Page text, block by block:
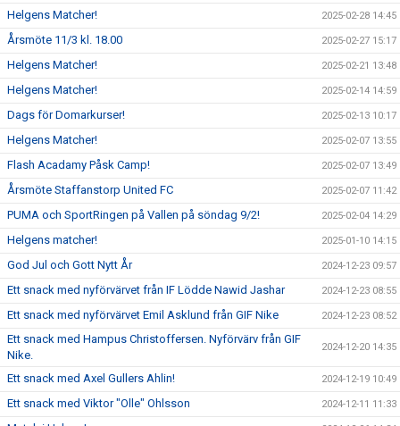
Helgens Matcher! 2025-02-28 14:45
Årsmöte 11/3 kl. 18.00 2025-02-27 15:17
Helgens Matcher! 2025-02-21 13:48
Helgens Matcher! 2025-02-14 14:59
Dags för Domarkurser! 2025-02-13 10:17
Helgens Matcher! 2025-02-07 13:55
Flash Acadamy Påsk Camp! 2025-02-07 13:49
Årsmöte Staffanstorp United FC 2025-02-07 11:42
PUMA och SportRingen på Vallen på söndag 9/2! 2025-02-04 14:29
Helgens matcher! 2025-01-10 14:15
God Jul och Gott Nytt År 2024-12-23 09:57
Ett snack med nyförvärvet från IF Lödde Nawid Jashar 2024-12-23 08:55
Ett snack med nyförvärvet Emil Asklund från GIF Nike 2024-12-23 08:52
Ett snack med Hampus Christoffersen. Nyförvärv från GIF
Nike.
2024-12-20 14:35
Ett snack med Axel Gullers Ahlin! 2024-12-19 10:49
Ett snack med Viktor "Olle" Ohlsson 2024-12-11 11:33